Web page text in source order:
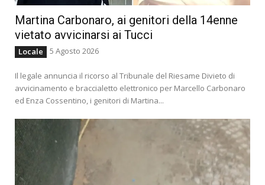
Martina Carbonaro, ai genitori della 14enne
vietato avvicinarsi ai Tucci
Locale 5 Agosto 2026
Il legale annuncia il ricorso al Tribunale del Riesame Divieto di
avvicinamento e braccialetto elettronico per Marcello Carbonaro
ed Enza Cossentino, i genitori di Martina...